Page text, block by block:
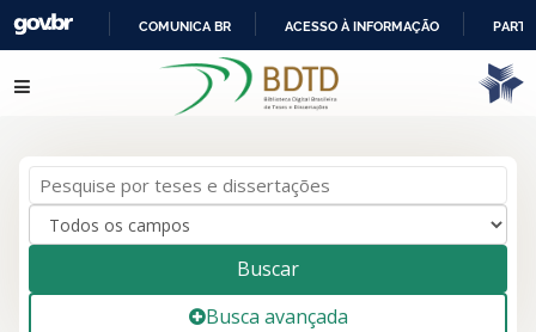
IR
PARA
COMUNICA BR ACESSO À INFORMAÇÃO
resultados de 2para a busca '
Pricinotto, Luiz
Fernando
Pular para o conteúdo
Buscar
Busca avançada